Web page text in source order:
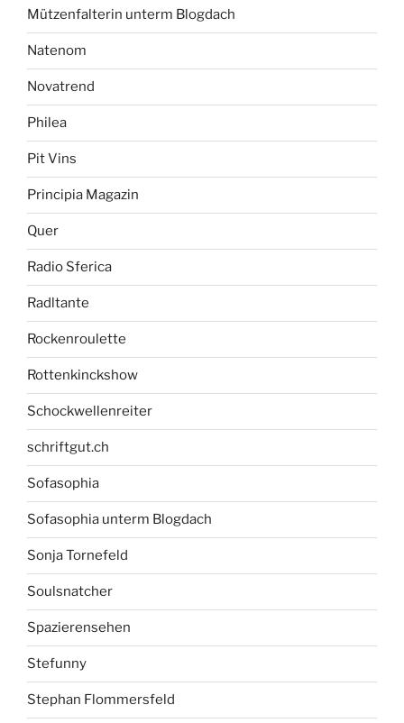
Mützenfalterin unterm Blogdach
Natenom
Novatrend
Philea
Pit Vins
Principia Magazin
Quer
Radio Sferica
Radltante
Rockenroulette
Rottenkinckshow
Schockwellenreiter
schriftgut.ch
Sofasophia
Sofasophia unterm Blogdach
Sonja Tornefeld
Soulsnatcher
Spazierensehen
Stefunny
Stephan Flommersfeld